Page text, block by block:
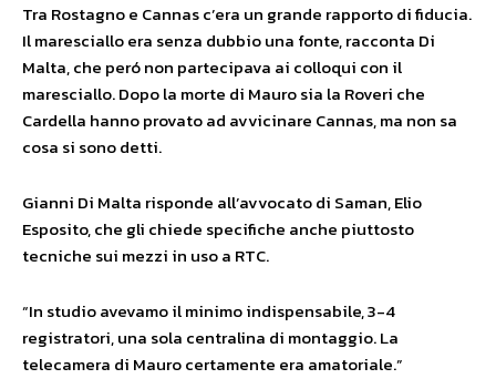
Tra Rostagno e Cannas c’era un grande rapporto di fiducia.
Il maresciallo era senza dubbio una fonte, racconta Di
Malta, che peró non partecipava ai colloqui con il
maresciallo. Dopo la morte di Mauro sia la Roveri che
Cardella hanno provato ad avvicinare Cannas, ma non sa
cosa si sono detti.
Gianni Di Malta risponde all’avvocato di Saman, Elio
Esposito, che gli chiede specifiche anche piuttosto
tecniche sui mezzi in uso a RTC.
“In studio avevamo il minimo indispensabile, 3-4
registratori, una sola centralina di montaggio. La
telecamera di Mauro certamente era amatoriale.”